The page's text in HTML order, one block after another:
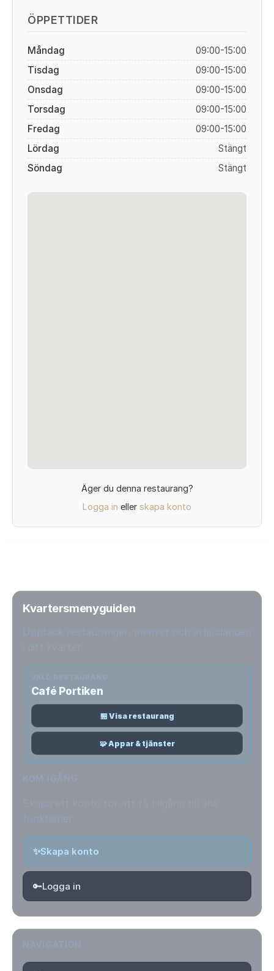
ÖPPETTIDER
Måndag
09:00-15:00
Tisdag
09:00-15:00
Onsdag
09:00-15:00
Torsdag
09:00-15:00
Fredag
09:00-15:00
Lördag
Stängt
Söndag
Stängt
Äger du denna restaurang?
Logga in eller skapa konto
Kvartersmenyguiden
Café Portiken
🏪 Visa restaurang
🧩 Appar & tjänster
✨Skapa konto
🔑Logga in